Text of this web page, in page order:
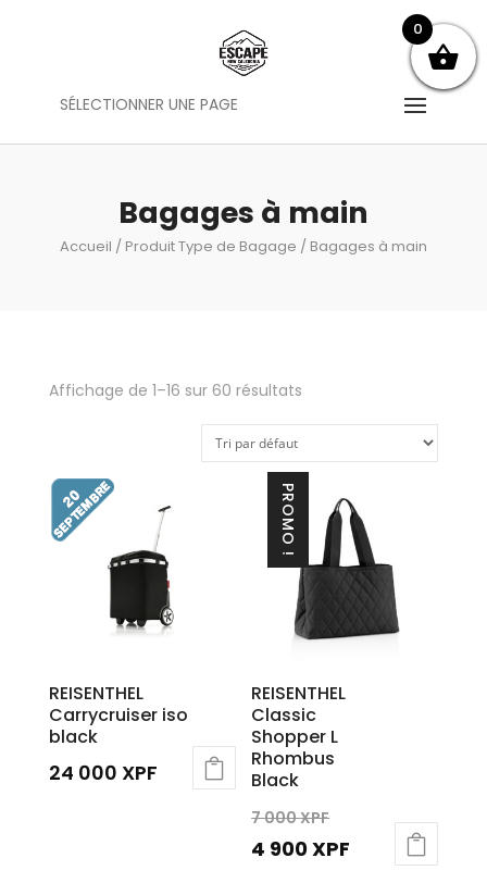
SÉLECTIONNER UNE PAGE
Bagages à main
Accueil / Produit Type de Bagage / Bagages à main
Affichage de 1–16 sur 60 résultats
REISENTHEL
Carrycruiser iso
black
24 000 XPF
PROMO !
REISENTHEL
Classic
Shopper L
Rhombus
Black
7 000XPF
prix
4 900XPF
0